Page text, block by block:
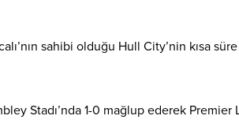
sahibi olduğu Hull City’nin kısa
Stadı’nda 1-0 mağlup ederek Premier